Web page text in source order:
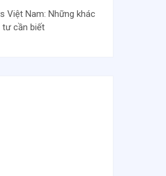
Việt Nam: Những khác
tư cần biết